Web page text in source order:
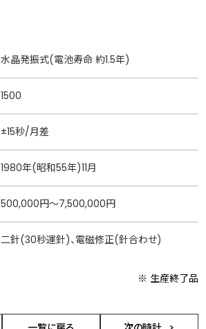
水晶発振式(電池寿命 約1.5年)
1500
±15秒/月差
1980年(昭和55年)11月
500,000円〜7,500,000円
二針(30秒運針)、電磁修正(針合わせ)
※ 生産終了品